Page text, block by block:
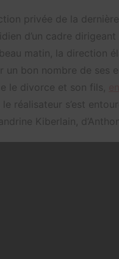
privée de la
d’un cadre
matin, la direction
bon nombre de ses
le divorce et son fils,
réalisateur s’est
Kiberlain,